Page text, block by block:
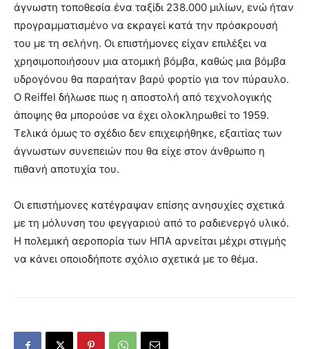
άγνωστη τοποθεσία ένα ταξίδι 238.000 μιλίων, ενώ ήταν
προγραμματισμένο να εκραγεί κατά την πρόσκρουσή
του με τη σελήνη. Οι επιστήμονες είχαν επιλέξει να
χρησιμοποιήσουν μια ατομική βόμβα, καθώς μια βόμβα
υδρογόνου θα παραήταν βαρύ φορτίο για τον πύραυλο.
Ο Reiffel δήλωσε πως η αποστολή από τεχνολογικής
άποψης θα μπορούσε να έχει ολοκληρωθεί το 1959.
Τελικά όμως το σχέδιο δεν επιχειρήθηκε, εξαιτίας των
άγνωστων συνεπειών που θα είχε στον άνθρωπο η
πιθανή αποτυχία του.
Οι επιστήμονες κατέγραψαν επίσης ανησυχίες σχετικά
με τη μόλυνση του φεγγαριού από το ραδιενεργό υλικό.
Η πολεμική αεροπορία των ΗΠΑ αρνείται μέχρι στιγμής
να κάνει οποιοδήποτε σχόλιο σχετικά με το θέμα.